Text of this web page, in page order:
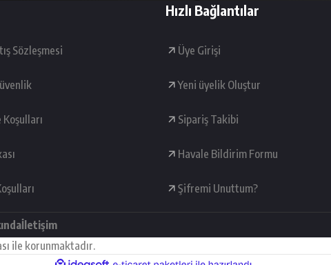
Sözleşmesi
Hızlı Bağlantılar
Üye Girişi
Yeni üyelik Oluştur
Sipariş Takibi
Havale Bildirim Formu
Şifremi Unuttum?
İletişim
ile korunmaktadır.